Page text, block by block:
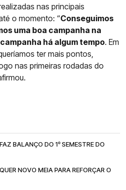
nas principais
o momento: “Conseguimos
uma boa campanha na
há algum tempo. Em
ter mais pontos,
nas primeiras rodadas do
BALANÇO DO 1º SEMESTRE DO
NOVO MEIA PARA REFORÇAR O